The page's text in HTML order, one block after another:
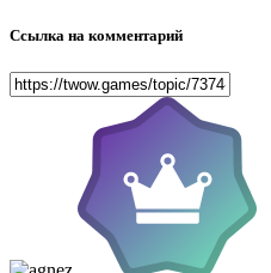
Ссылка на комментарий